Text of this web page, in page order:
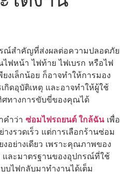
ณ์สำคัญที่ส่งผลต่อความปลอดภัย
ไฟหน้า ไฟท้าย ไฟเบรก หรือไฟ
งเล็กน้อย ก็อาจทำให้การมอง
กิดอุบัติเหตุ และอาจทำให้ผู้ใช้
ทางการขับขี่ของคุณได้
ำว่า ซ่อมไฟรถยนต์ ใกล้ฉันเพื่อ
งรวดเร็ว แต่การเลือกร้านซ่อม
อย่างเดียว เพราะคุณภาพของ
ละมาตรฐานของอุปกรณ์ที่ใช้
บไฟกลับมาทำงานได้เต็ม